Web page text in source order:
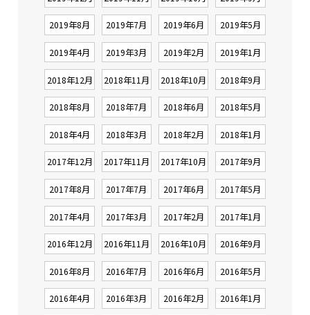
2019年8月 2019年7月 2019年6月 2019年5月
2019年4月 2019年3月 2019年2月 2019年1月
2018年12月 2018年11月 2018年10月 2018年9月
2018年8月 2018年7月 2018年6月 2018年5月
2018年4月 2018年3月 2018年2月 2018年1月
2017年12月 2017年11月 2017年10月 2017年9月
2017年8月 2017年7月 2017年6月 2017年5月
2017年4月 2017年3月 2017年2月 2017年1月
2016年12月 2016年11月 2016年10月 2016年9月
2016年8月 2016年7月 2016年6月 2016年5月
2016年4月 2016年3月 2016年2月 2016年1月